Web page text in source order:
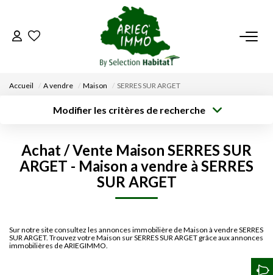
ACCUEIL
DÉPOSEZ VOTRE RECHERCHE
CONTACT
Accueil A vendre Maison SERRES SUR ARGET
Modifier les critères de recherche
Sélectionnez...
Type de bien
Budget max
Achat / Vente Maison SERRES SUR
ARGET - Maison a vendre à SERRES
SUR ARGET
Sur notre site consultez les annonces immobilière de Maison à vendre SERRES
SUR ARGET. Trouvez votre Maison sur SERRES SUR ARGET grâce aux annonces
immobilières de ARIEGIMMO.